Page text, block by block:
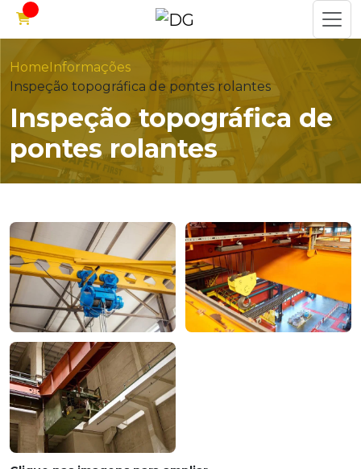
HomeInformações
Inspeção topográfica de pontes rolantes
Inspeção topográfica de
pontes rolantes